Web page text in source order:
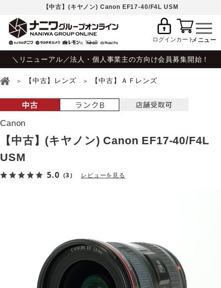
【中古】(キヤノン) Canon EF17-40/F4L USM
ログインカート
＼リニューアル／法人・個人事業主の方向け会員募集開始！
【中古】レンズ 【中古】ＡＦレンズ
Canon
【中古】(キヤノン) Canon EF17-40/F4L
USM
5.0 （3） レビューを見る